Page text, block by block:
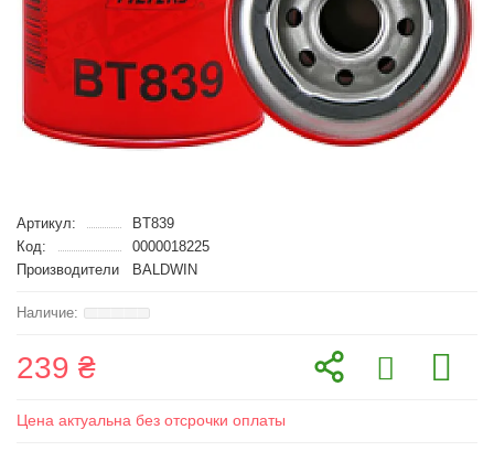
Артикул:
BT839
Код:
0000018225
Производители
BALDWIN
239 ₴
Цена актуальна без отсрочки оплаты